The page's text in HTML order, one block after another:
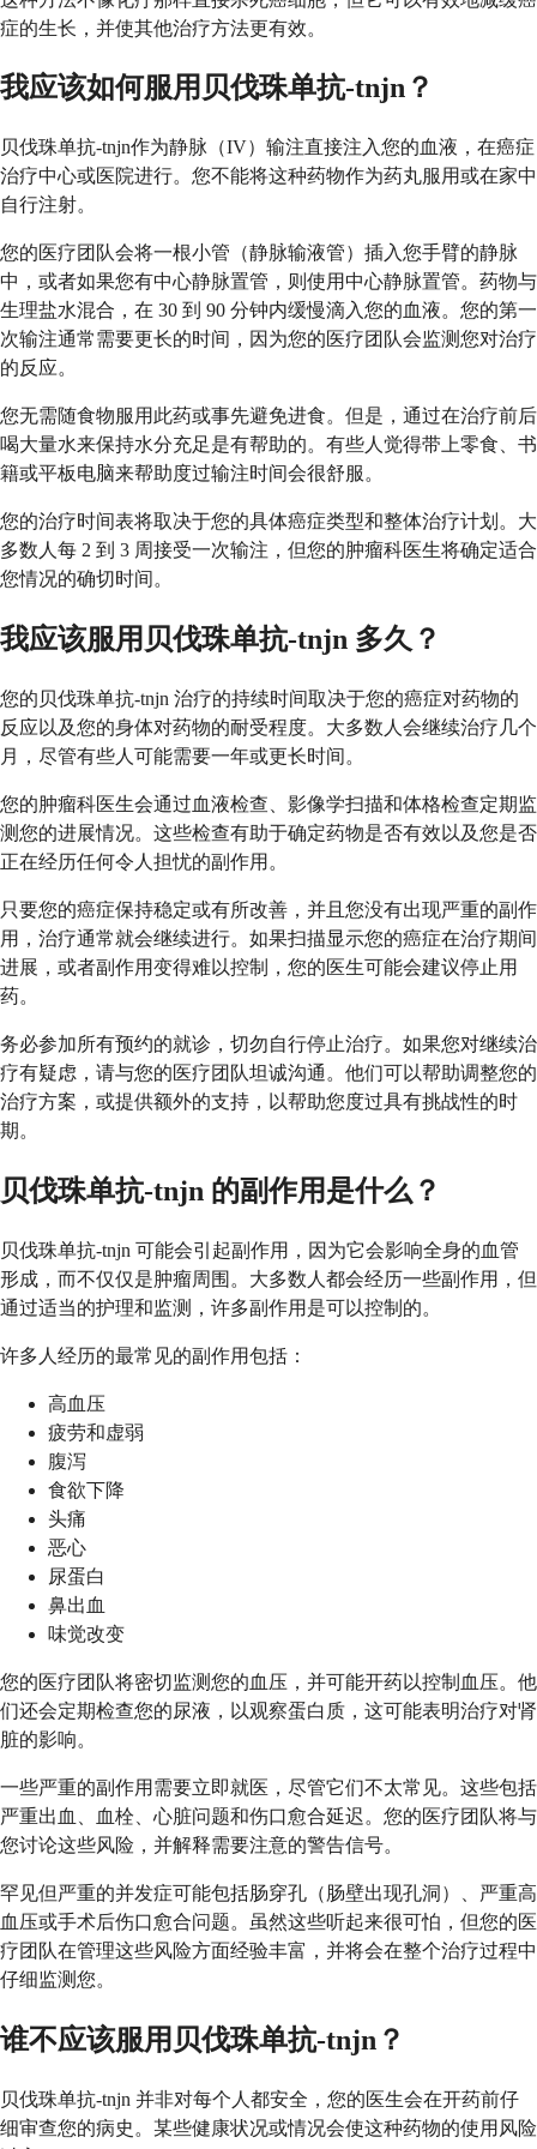
症的生长，并使其他治疗方法更有效。
我应该如何服用贝伐珠单抗-tnjn？
贝伐珠单抗-tnjn作为静脉（IV）输注直接注入您的血液，在癌症
治疗中心或医院进行。您不能将这种药物作为药丸服用或在家中
自行注射。
您的医疗团队会将一根小管（静脉输液管）插入您手臂的静脉
中，或者如果您有中心静脉置管，则使用中心静脉置管。药物与
生理盐水混合，在 30 到 90 分钟内缓慢滴入您的血液。您的第一
次输注通常需要更长的时间，因为您的医疗团队会监测您对治疗
的反应。
您无需随食物服用此药或事先避免进食。但是，通过在治疗前后
喝大量水来保持水分充足是有帮助的。有些人觉得带上零食、书
籍或平板电脑来帮助度过输注时间会很舒服。
您的治疗时间表将取决于您的具体癌症类型和整体治疗计划。大
多数人每 2 到 3 周接受一次输注，但您的肿瘤科医生将确定适合
您情况的确切时间。
我应该服用贝伐珠单抗-tnjn 多久？
您的贝伐珠单抗-tnjn 治疗的持续时间取决于您的癌症对药物的
反应以及您的身体对药物的耐受程度。大多数人会继续治疗几个
月，尽管有些人可能需要一年或更长时间。
您的肿瘤科医生会通过血液检查、影像学扫描和体格检查定期监
测您的进展情况。这些检查有助于确定药物是否有效以及您是否
正在经历任何令人担忧的副作用。
只要您的癌症保持稳定或有所改善，并且您没有出现严重的副作
用，治疗通常就会继续进行。如果扫描显示您的癌症在治疗期间
进展，或者副作用变得难以控制，您的医生可能会建议停止用
药。
务必参加所有预约的就诊，切勿自行停止治疗。如果您对继续治
疗有疑虑，请与您的医疗团队坦诚沟通。他们可以帮助调整您的
治疗方案，或提供额外的支持，以帮助您度过具有挑战性的时
期。
贝伐珠单抗-tnjn 的副作用是什么？
贝伐珠单抗-tnjn 可能会引起副作用，因为它会影响全身的血管
形成，而不仅仅是肿瘤周围。大多数人都会经历一些副作用，但
通过适当的护理和监测，许多副作用是可以控制的。
许多人经历的最常见的副作用包括：
高血压
疲劳和虚弱
腹泻
食欲下降
头痛
恶心
尿蛋白
鼻出血
味觉改变
您的医疗团队将密切监测您的血压，并可能开药以控制血压。他
们还会定期检查您的尿液，以观察蛋白质，这可能表明治疗对肾
脏的影响。
一些严重的副作用需要立即就医，尽管它们不太常见。这些包括
严重出血、血栓、心脏问题和伤口愈合延迟。您的医疗团队将与
您讨论这些风险，并解释需要注意的警告信号。
罕见但严重的并发症可能包括肠穿孔（肠壁出现孔洞）、严重高
血压或手术后伤口愈合问题。虽然这些听起来很可怕，但您的医
疗团队在管理这些风险方面经验丰富，并将会在整个治疗过程中
仔细监测您。
谁不应该服用贝伐珠单抗-tnjn？
贝伐珠单抗-tnjn 并非对每个人都安全，您的医生会在开药前仔
细审查您的病史。某些健康状况或情况会使这种药物的使用风险